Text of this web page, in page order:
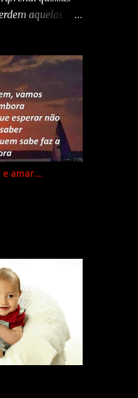
é a que a
para todos nós é
experiência!...
aquelas que
outra parte.
dar palavras
se sabe as que
sorriso é
melhorar teu
posso escolher
sempre fazer
o teu
que... temos
não apenas
que...o melhor é
amar....